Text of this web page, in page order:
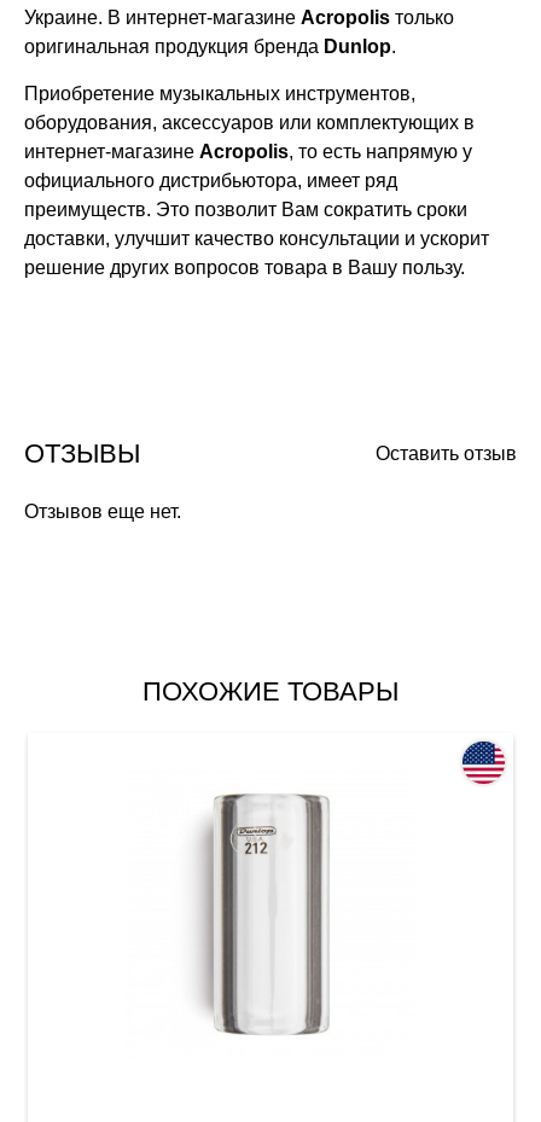
Украине. В интернет-магазине Acropolis только
оригинальная продукция бренда Dunlop.
Приобретение музыкальных инструментов,
оборудования, аксессуаров или комплектующих в
интернет-магазине Acropolis, то есть напрямую у
официального дистрибьютора, имеет ряд
преимуществ. Это позволит Вам сократить сроки
доставки, улучшит качество консультации и ускорит
решение других вопросов товара в Вашу пользу.
Оставить отзыв
ОТЗЫВЫ
Отзывов еще нет.
ПОХОЖИЕ ТОВАРЫ